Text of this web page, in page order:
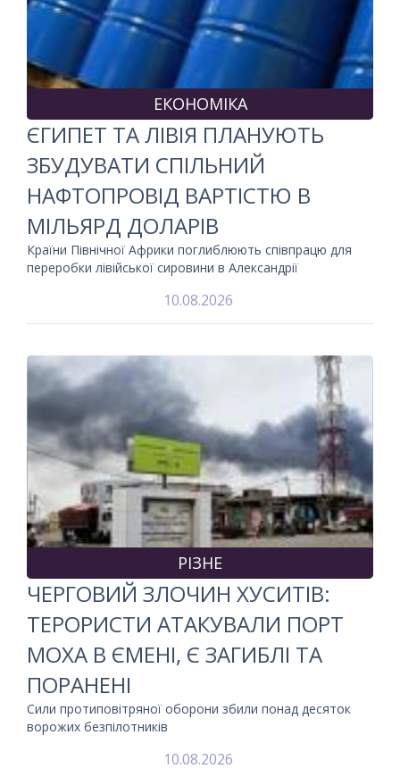
ЕКОНОМІКА
ЄГИПЕТ ТА ЛІВІЯ ПЛАНУЮТЬ
ЗБУДУВАТИ СПІЛЬНИЙ
НАФТОПРОВІД ВАРТІСТЮ В
МІЛЬЯРД ДОЛАРІВ
Країни Північної Африки поглиблюють співпрацю для
переробки лівійської сировини в Александрії
10.08.2026
РІЗНЕ
ЧЕРГОВИЙ ЗЛОЧИН ХУСИТІВ:
ТЕРОРИСТИ АТАКУВАЛИ ПОРТ
МОХА В ЄМЕНІ, Є ЗАГИБЛІ ТА
ПОРАНЕНІ
Сили протиповітряної оборони збили понад десяток
ворожих безпілотників
10.08.2026